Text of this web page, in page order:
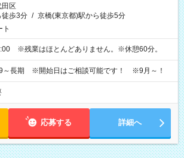
区
徒歩3分 / 京橋(東京都)駅から徒歩5分
ト
※残業はほとんどありません。※休憩60分。
～長期 ※開始日はご相談可能です！ ※9月～！
応募する 詳細へ